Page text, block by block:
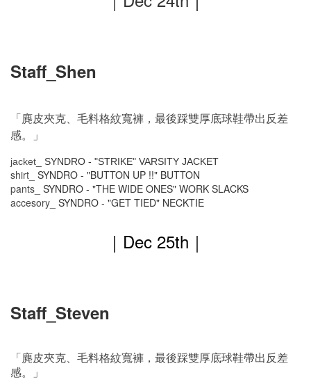
Staff_Shen
「麂皮夾克、毛料格紋寬褲，最後踩雙厚底球鞋帶出反差
感。」
jacket_ SYNDRO - "STRIKE" VARSITY JACKET
shirt_ SYNDRO - "BUTTON UP !!" BUTTON
pants_ SYNDRO - "THE WIDE ONES" WORK SLACKS
accesory_ SYNDRO - "GET TIED" NECKTIE
｜Dec 25th ｜
Staff_Steven
「麂皮夾克、毛料格紋寬褲，最後踩雙厚底球鞋帶出反差
感。」